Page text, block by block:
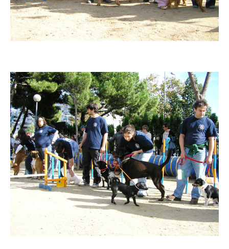
Imatge